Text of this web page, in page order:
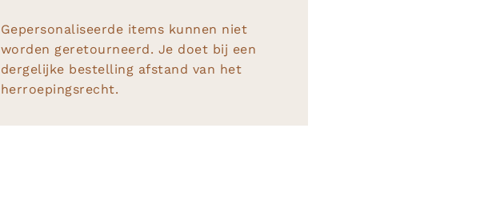
Gepersonaliseerde items kunnen niet
worden geretourneerd. Je doet bij een
dergelijke bestelling afstand van het
herroepingsrecht.